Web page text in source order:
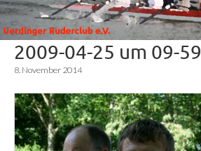
Ruderclub
e.V.
Uerdingen
2009-04-25 um 09-
8. November 2014